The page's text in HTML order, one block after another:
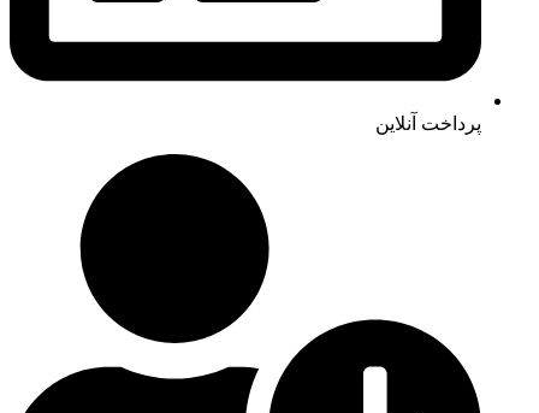
پرداخت آنلاین